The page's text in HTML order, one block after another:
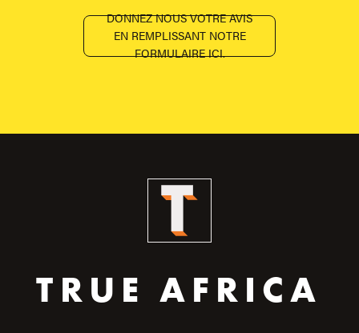
DONNEZ NOUS VOTRE AVIS
EN REMPLISSANT NOTRE
FORMULAIRE ICI.
TRUE AFRICA